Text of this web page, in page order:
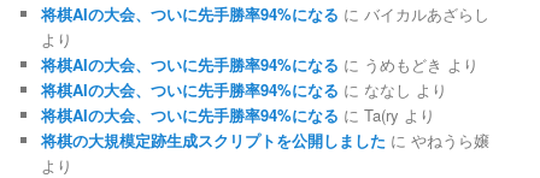
将棋AIの大会、ついに先手勝率94%になる に バイカルあざらし
より
将棋AIの大会、ついに先手勝率94%になる に うめもどき より
将棋AIの大会、ついに先手勝率94%になる に ななし より
将棋AIの大会、ついに先手勝率94%になる にTa(ry より
将棋の大規模定跡生成スクリプトを公開しました にやねうら嬢
より